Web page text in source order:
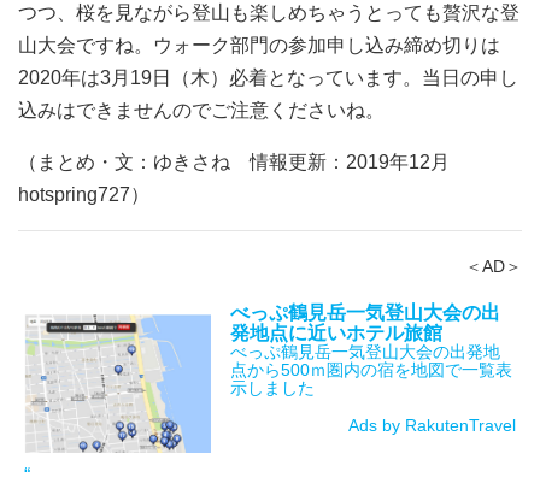
つつ、桜を見ながら登山も楽しめちゃうとっても贅沢な登
山大会ですね。ウォーク部門の参加申し込み締め切りは
2020年は3月19日（木）必着となっています。当日の申し
込みはできませんのでご注意くださいね。
（まとめ・文：ゆきさね 情報更新：2019年12月
hotspring727）
＜AD＞
“
べっぷ鶴見岳一気登山大会の出
発地点に近いホテル旅館
べっぷ鶴見岳一気登山大会の出発地
点から500ｍ圏内の宿を地図で一覧表
示しました
Ads by RakutenTravel